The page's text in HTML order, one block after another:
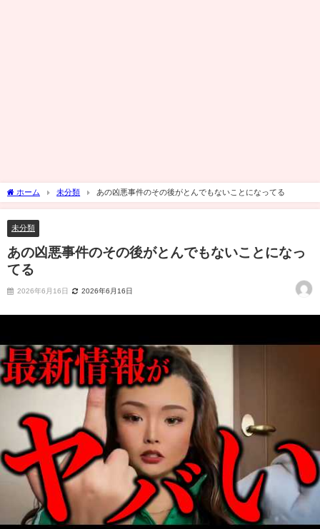
ホーム 未分類 あの凶悪事件のその後がとんでもないことになってる
未分類
あの凶悪事件のその後がとんでもないことになっ
てる
2026年6月16日 2026年6月16日